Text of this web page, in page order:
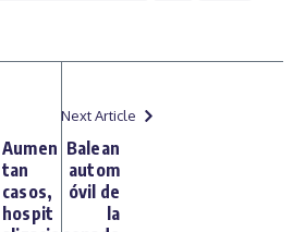
Aumen
tan
casos,
hospit
Next Article
Balean
autom
óvil de
la